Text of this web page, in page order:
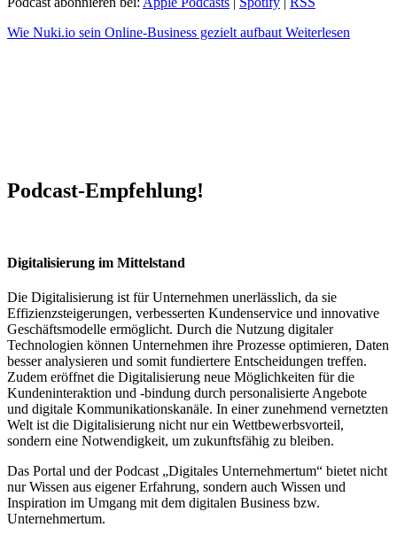
Wie Nuki.io sein Online-Business gezielt aufbaut Weiterlesen
Podcast-Empfehlung!
Digitalisierung im Mittelstand
Die Digitalisierung ist für Unternehmen unerlässlich, da sie
Effizienzsteigerungen, verbesserten Kundenservice und innovative
Geschäftsmodelle ermöglicht. Durch die Nutzung digitaler
Technologien können Unternehmen ihre Prozesse optimieren, Daten
besser analysieren und somit fundiertere Entscheidungen treffen.
Zudem eröffnet die Digitalisierung neue Möglichkeiten für die
Kundeninteraktion und -bindung durch personalisierte Angebote
und digitale Kommunikationskanäle. In einer zunehmend vernetzten
Welt ist die Digitalisierung nicht nur ein Wettbewerbsvorteil,
sondern eine Notwendigkeit, um zukunftsfähig zu bleiben.
Das Portal und der Podcast „Digitales Unternehmertum“ bietet nicht
nur Wissen aus eigener Erfahrung, sondern auch Wissen und
Inspiration im Umgang mit dem digitalen Business bzw.
Unternehmertum.